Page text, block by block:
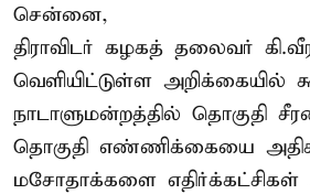
சென்னை,
திராவிடர் கழகத் தலைவர்
வெளியிட்டுள்ள அறிக்கையில்
நாடாளுமன்றத்தில் தொகுதி
தொகுதி எண்ணிக்கையை
மசோதாக்களை எதிர்க்கட்சிகள்